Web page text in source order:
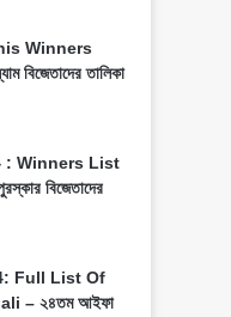
Winners
বিজেতাদের তালিকা
: Winners List
বিজেতাদের
Full List Of
– ২৪তম আইফা